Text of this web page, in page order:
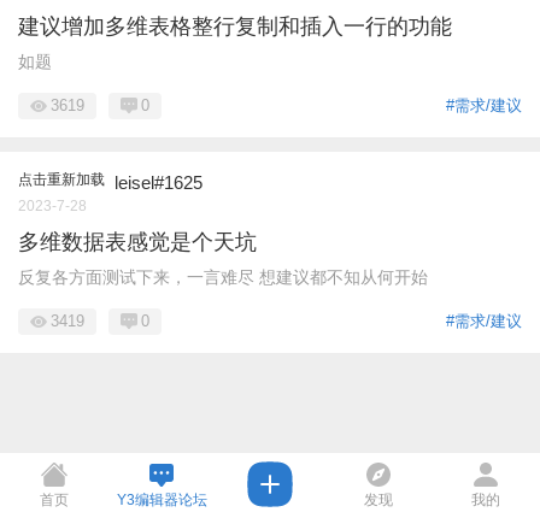
建议增加多维表格整行复制和插入一行的功能
如题
#需求/建议
3619 0
点击重新加载 leisel#1625
2023-7-28
多维数据表感觉是个天坑
反复各方面测试下来，一言难尽 想建议都不知从何开始
#需求/建议
3419 0
首页 Y3编辑器论坛 发现 我的